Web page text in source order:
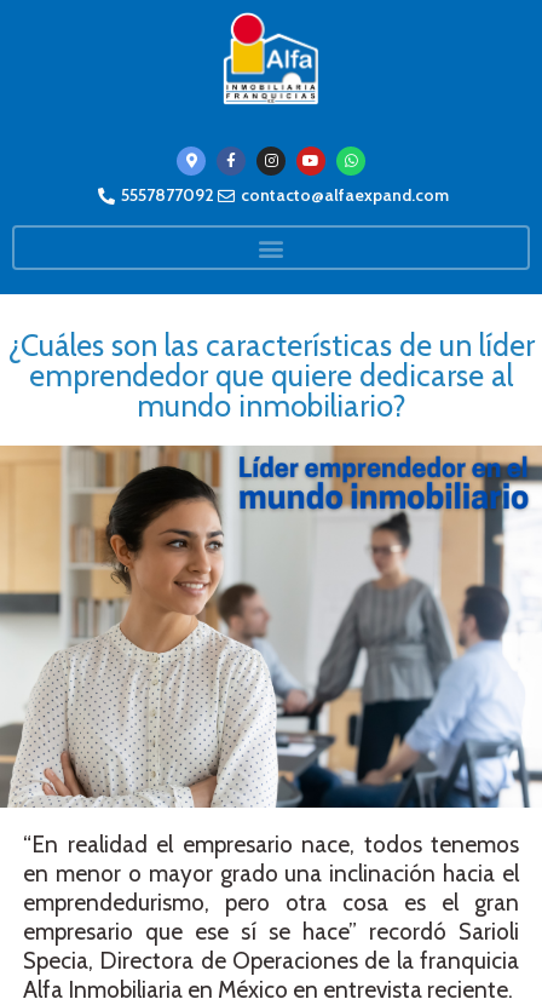
5557877092 contacto@alfaexpand.com
¿Cuáles son las características de un líder
emprendedor que quiere dedicarse al
mundo inmobiliario?
“En realidad el empresario nace, todos tenemos
en menor o mayor grado una inclinación hacia el
emprendedurismo, pero otra cosa es el gran
empresario que ese sí se hace” recordó Sarioli
Specia, Directora de Operaciones de la franquicia
Alfa Inmobiliaria en México en entrevista reciente.